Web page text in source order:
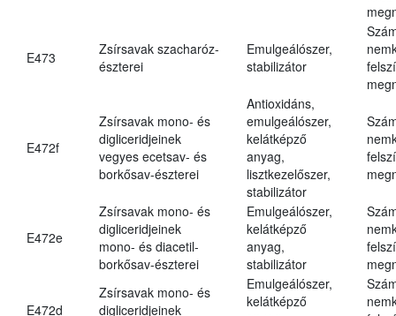
E473
Zsírsavak szacharóz-
észterei
Emulgeálószer,
stabilizátor
E472f
Zsírsavak mono- és
digliceridjeinek
vegyes ecetsav- és
borkősav-észterei
Antioxidáns,
emulgeálószer,
kelátképző
anyag,
lisztkezelőszer,
stabilizátor
E472e
Zsírsavak mono- és
digliceridjeinek
mono- és diacetil-
borkősav-észterei
Emulgeálószer,
kelátképző
anyag,
stabilizátor
E472d
Zsírsavak mono- és
digliceridjeinek
Emulgeálószer,
kelátképző